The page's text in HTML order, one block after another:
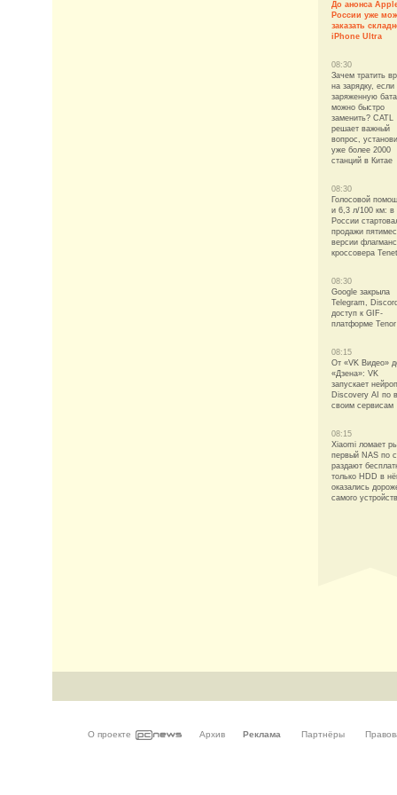
До анонса
России уже
заказать
iPhone Ultra
08:30
Зачем тратить
на зарядку, если
заряженную
можно быстро
заменить? CATL
решает важный
вопрос,
уже более 2000
станций в Китае
08:30
Голосовой
и 6,3 л/100 км: в
России
продажи
версии
кроссовера
08:30
Google закрыла
Telegram,
доступ к GIF-
платформе Tenor
08:15
От «VK Видео»
«Дзена»: VK
запускает
Discovery AI по
своим сервисам
08:15
Xiaomi ломает
первый NAS по
раздают
только HDD в
оказались
самого
О проекте Архив Реклама Партнёры